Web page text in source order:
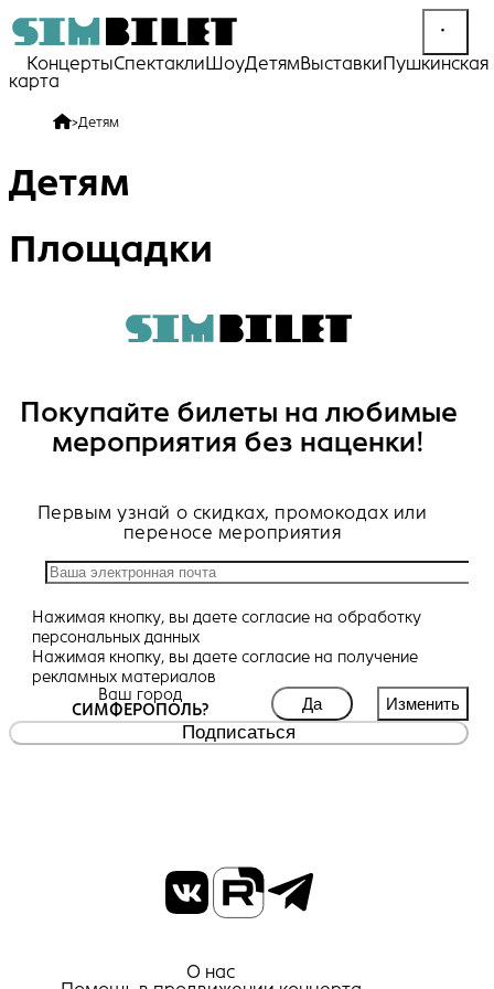
КонцертыСпектакли ШоуДетямВыставкиПушкинская
карта
>Детям
Детям
Площадки
Покупайте билеты на любимые
мероприятия без наценки!
Первым узнай о скидках, промокодах или
переносе мероприятия
Нажимая кнопку, вы даете согласие на обработку
персональных данных
Нажимая кнопку, вы даете согласие на получение
рекламных материалов
Ваш город
СИМФЕРОПОЛЬ?
Да Изменить
Подписаться
О нас